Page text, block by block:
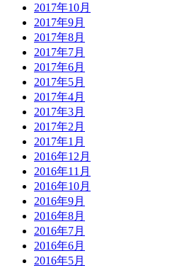
2017年10月
2017年9月
2017年8月
2017年7月
2017年6月
2017年5月
2017年4月
2017年3月
2017年2月
2017年1月
2016年12月
2016年11月
2016年10月
2016年9月
2016年8月
2016年7月
2016年6月
2016年5月